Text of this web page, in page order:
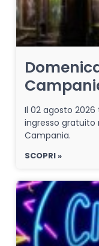
Il 02 agosto
ingresso gratuito
Campania.
SCOPRI »